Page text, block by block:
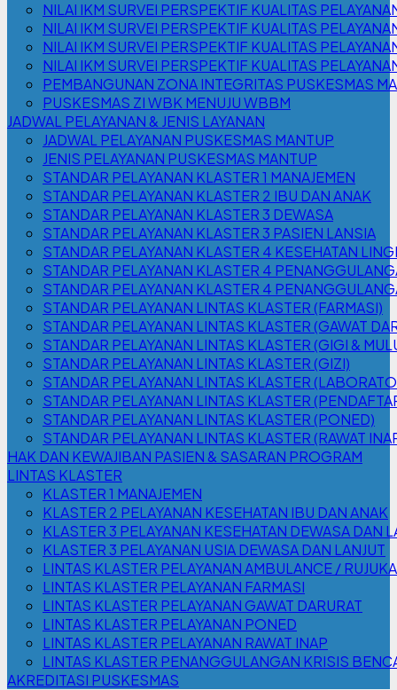
NILAI IKM SURVEI PERSPEKTIF KUALITAS
NILAI IKM SURVEI PERSPEKTIF KUALITAS
NILAI IKM SURVEI PERSPEKTIF KUALITAS
NILAI IKM SURVEI PERSPEKTIF KUALITAS
PEMBANGUNAN ZONA INTEGRITAS PUSKESMAS
PUSKESMAS ZI WBK MENUJU WBBM
JADWAL PELAYANAN & JENIS LAYANAN
JADWAL PELAYANAN PUSKESMAS MANTUP
JENIS PELAYANAN PUSKESMAS MANTUP
STANDAR PELAYANAN KLASTER 1 MANAJEMEN
STANDAR PELAYANAN KLASTER 2 IBU DAN ANAK
STANDAR PELAYANAN KLASTER 3 DEWASA
STANDAR PELAYANAN KLASTER 3 PASIEN LANSIA
STANDAR PELAYANAN KLASTER 4 KESEHATAN
STANDAR PELAYANAN KLASTER 4
STANDAR PELAYANAN KLASTER 4
STANDAR PELAYANAN LINTAS KLASTER (FARMASI)
STANDAR PELAYANAN LINTAS KLASTER (GAWAT
STANDAR PELAYANAN LINTAS KLASTER (GIGI &
STANDAR PELAYANAN LINTAS KLASTER (GIZI)
STANDAR PELAYANAN LINTAS KLASTER
STANDAR PELAYANAN LINTAS KLASTER
STANDAR PELAYANAN LINTAS KLASTER (PONED)
STANDAR PELAYANAN LINTAS KLASTER (RAWAT
HAK DAN KEWAJIBAN PASIEN & SASARAN PROGRAM
LINTAS KLASTER
KLASTER 1 MANAJEMEN
KLASTER 2 PELAYANAN KESEHATAN IBU DAN ANAK
KLASTER 3 PELAYANAN KESEHATAN DEWASA DAN
KLASTER 3 PELAYANAN USIA DEWASA DAN LANJUT
LINTAS KLASTER PELAYANAN AMBULANCE /
LINTAS KLASTER PELAYANAN FARMASI
LINTAS KLASTER PELAYANAN GAWAT DARURAT
LINTAS KLASTER PELAYANAN PONED
LINTAS KLASTER PELAYANAN RAWAT INAP
LINTAS KLASTER PENANGGULANGAN KRISIS
AKREDITASI PUSKESMAS